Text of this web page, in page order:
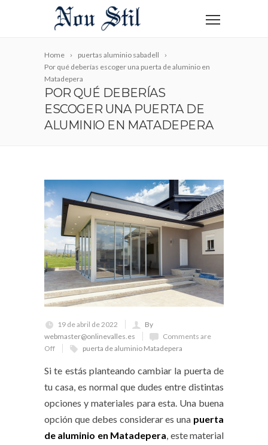
Home
puertas aluminio sabadell
Por qué deberías escoger una puerta de aluminio en
Matadepera
POR QUÉ DEBERÍAS
ESCOGER UNA PUERTA DE
ALUMINIO EN MATADEPERA
19 de abril de 2022
By
webmaster@onlinevalles.es
Comments are
Off
puerta de aluminio Matadepera
Si te estás planteando cambiar la puerta de
tu casa, es normal que dudes entre distintas
opciones y materiales para esta. Una buena
opción que debes considerar es una puerta
de aluminio en Matadepera, este material